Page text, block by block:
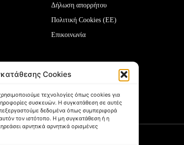
Cookies
τεχνολογίες όπως cookies για
συσκευών. Η συγκατάθεση σε αυτές
δεδομένα όπως συμπεριφορά
τον ιστότοπο. Η μη συγκατάθεση ή η
αρνητικά αρνητικά ορισμένες
Δήλωση απορρήτου
Πολιτική Cookies (ΕΕ)
Επικοινωνία